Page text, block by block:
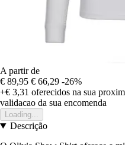
A partir de
€ 89,95 € 66,29 -26%
+€ 3,31 oferecidos na sua
validacao da sua encomenda
Loading...
Descrição